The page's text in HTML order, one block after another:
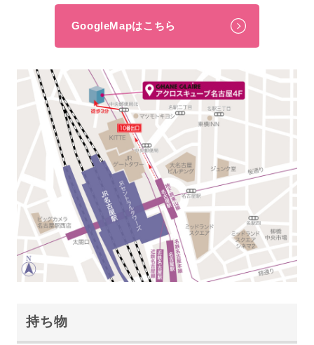
GoogleMapはこちら
持ち物